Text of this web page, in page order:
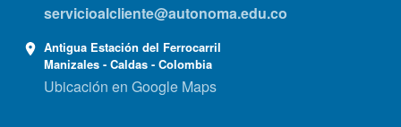
servicioalcliente@autonoma.edu.co
Antigua Estación del Ferrocarril
Manizales - Caldas - Colombia
Ubicación en Google Maps